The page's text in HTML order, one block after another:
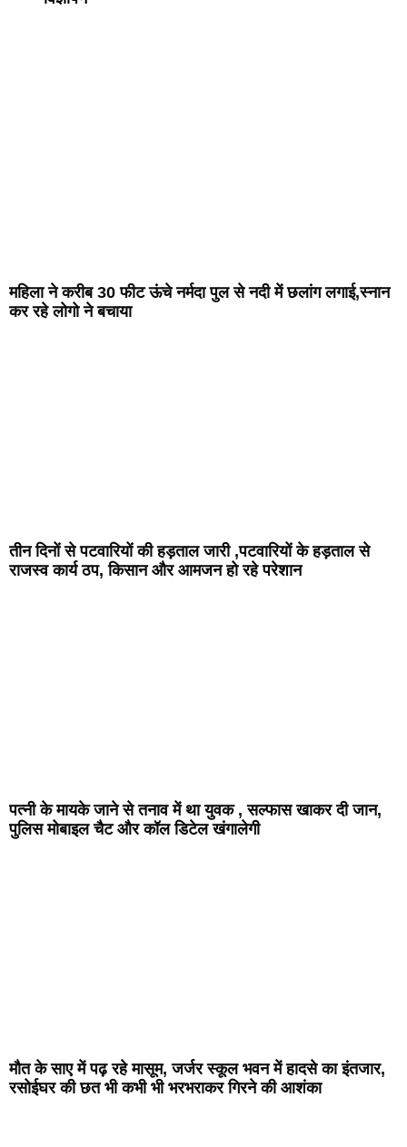
महिला ने करीब 30 फीट ऊंचे नर्मदा पुल से नदी में छलांग लगाई,स्नान
कर रहे लोगो ने बचाया
तीन दिनों से पटवारियों की हड़ताल जारी ,पटवारियों के हड़ताल से
राजस्व कार्य ठप, किसान और आमजन हो रहे परेशान
पत्नी के मायके जाने से तनाव में था युवक , सल्फास खाकर दी जान,
पुलिस मोबाइल चैट और कॉल डिटेल खंगालेगी
मौत के साए में पढ़ रहे मासूम, जर्जर स्कूल भवन में हादसे का इंतजार,
रसोईघर की छत भी कभी भी भरभराकर गिरने की आशंका